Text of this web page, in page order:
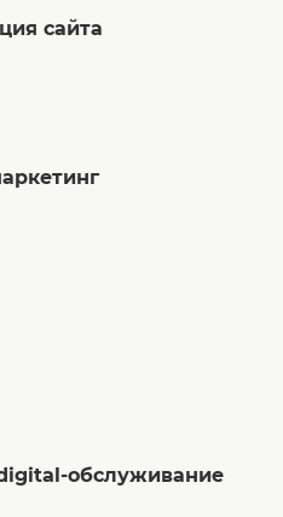
сайта
обслуживание